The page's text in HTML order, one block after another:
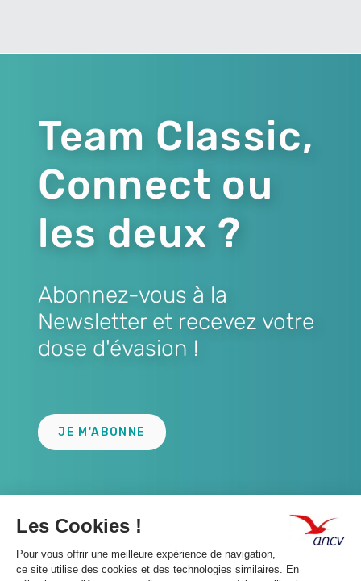
Team Classic,
Connect ou
les deux ?
Abonnez-vous à la
Newsletter et recevez votre
dose d'évasion !
JE M'ABONNE